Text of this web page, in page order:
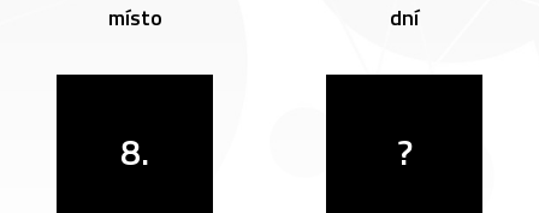
místo dní
8. ?